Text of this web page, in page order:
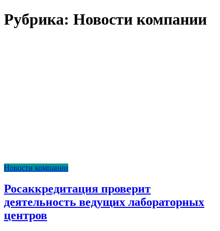
Рубрика: Новости компании
Новости компании
Росаккредитация проверит
деятельность ведущих лабораторных
центров